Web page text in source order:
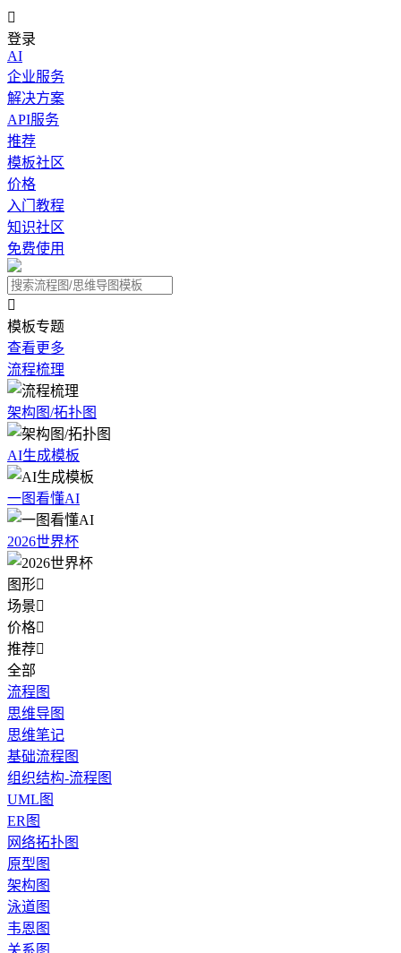

登录
AI
企业服务
解决方案
API服务
推荐
模板社区
价格
入门教程
知识社区
免费使用

模板专题
查看更多
流程梳理
架构图/拓扑图
AI生成模板
一图看懂AI
2026世界杯
图形
场景
价格
推荐
全部
流程图
思维导图
思维笔记
基础流程图
组织结构-流程图
UML图
ER图
网络拓扑图
原型图
架构图
泳道图
韦恩图
关系图